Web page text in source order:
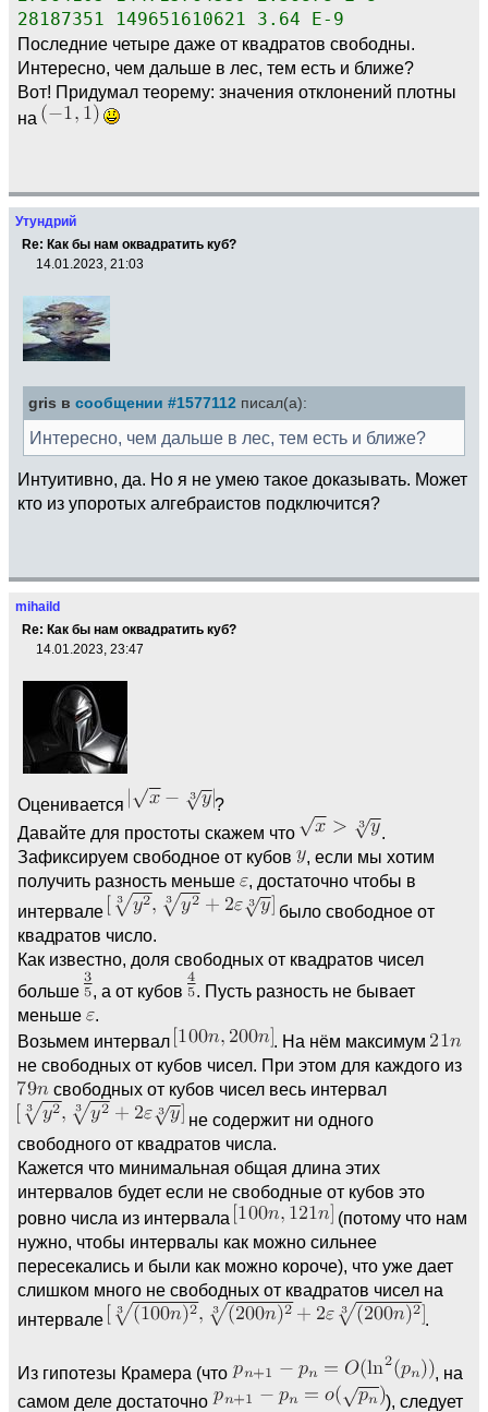
28187351 149651610621 3.64 E-9
Последние четыре даже от квадратов свободны.
Интересно, чем дальше в лес, тем есть и ближе?
Вот! Придумал теорему: значения отклонений плотны
на
Утундрий
Re: Как бы нам оквадратить куб?
14.01.2023, 21:03
gris в сообщении #1577112 писал(а):
Интересно, чем дальше в лес, тем есть и ближе?
Интуитивно, да. Но я не умею такое доказывать. Может
кто из упоротых алгебраистов подключится?
mihaild
Re: Как бы нам оквадратить куб?
14.01.2023, 23:47
Оценивается
?
Давайте для простоты скажем что
.
Зафиксируем свободное от кубов
, если мы хотим
получить разность меньше
, достаточно чтобы в
интервале
было свободное от
квадратов число.
Как известно, доля свободных от квадратов чисел
больше
, а от кубов
. Пусть разность не бывает
меньше
.
Возьмем интервал
. На нём максимум
не свободных от кубов чисел. При этом для каждого из
свободных от кубов чисел весь интервал
не содержит ни одного
свободного от квадратов числа.
Кажется что минимальная общая длина этих
интервалов будет если не свободные от кубов это
ровно числа из интервала
(потому что нам
нужно, чтобы интервалы как можно сильнее
пересекались и были как можно короче), что уже дает
слишком много не свободных от квадратов чисел на
интервале
.
Из гипотезы Крамера (что
, на
самом деле достаточно
), следует